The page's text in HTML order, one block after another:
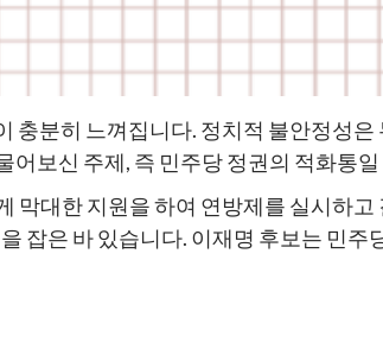
충분히 느껴집니다. 정치적 불안정성
어보신 주제, 즉 민주당 정권의 적화통
막대한 지원을 하여 연방제를 실시하
잡은 바 있습니다. 이재명 후보는 민